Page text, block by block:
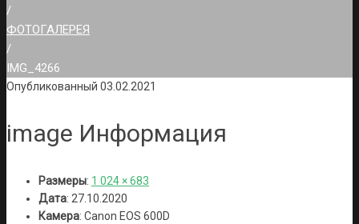
/
ФОТОГАЛЕРЕЯ
/
IMG_4266
Опубликованный 03.02.2021
image Информация
Размеры: 1 024 × 683
Дата: 27.10.2020
Камера: Canon EOS 600D